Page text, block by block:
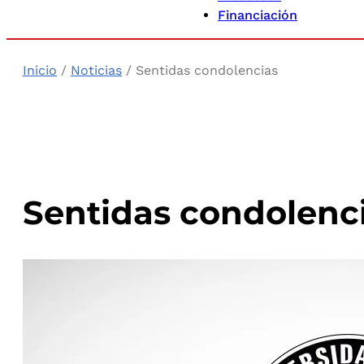
Financiación
Inicio / Noticias / Sentidas condolencias
Sentidas